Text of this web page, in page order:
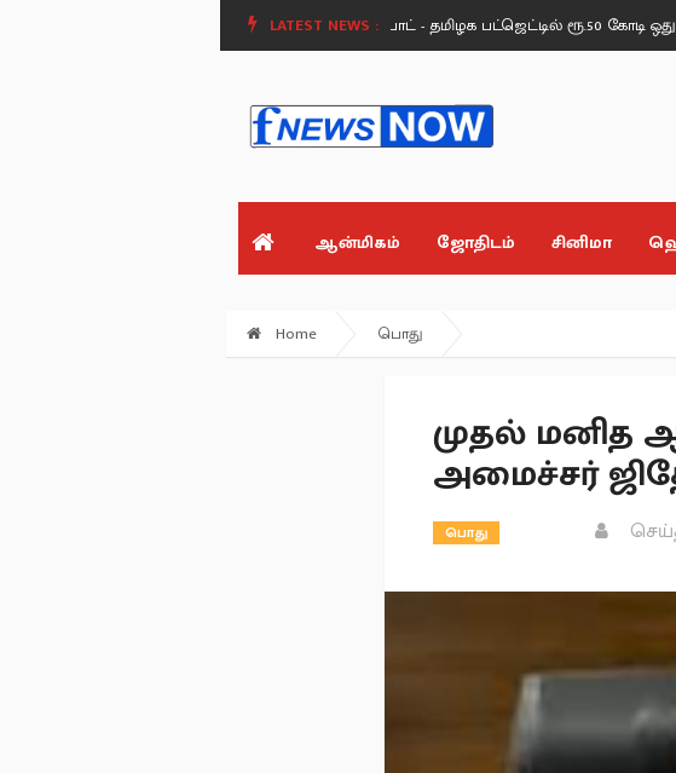
LATEST NEWS :
விளையாட்டு வீரர்களுக்கு ஜாக்பாட் - தமிழக பட்ஜெட்டில் ரூ.50 கோடி
ஆன்மிகம் ஜோதிடம் சினிமா
Home பொது
முதல் மனித
அமைச்சர்
பொது